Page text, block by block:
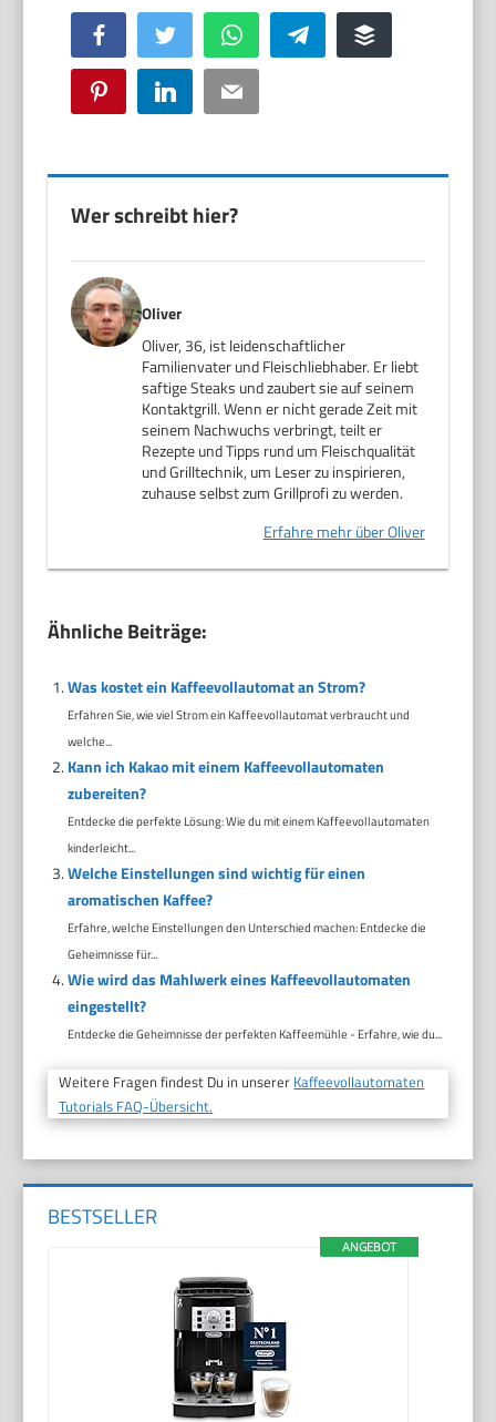
Facebook Twitter WhatsApp Telegram Buffer
Pinterest LinkedIn Email
Wer schreibt hier?
Oliver
Oliver, 36, ist leidenschaftlicher
Familienvater und Fleischliebhaber. Er liebt
saftige Steaks und zaubert sie auf seinem
Kontaktgrill. Wenn er nicht gerade Zeit mit
seinem Nachwuchs verbringt, teilt er
Rezepte und Tipps rund um Fleischqualität
und Grilltechnik, um Leser zu inspirieren,
zuhause selbst zum Grillprofi zu werden.
Erfahre mehr über Oliver
Ähnliche Beiträge:
Was kostet ein Kaffeevollautomat an Strom?
Erfahren Sie, wie viel Strom ein Kaffeevollautomat verbraucht und
welche...
Kann ich Kakao mit einem Kaffeevollautomaten
zubereiten?
Entdecke die perfekte Lösung: Wie du mit einem Kaffeevollautomaten
kinderleicht...
Welche Einstellungen sind wichtig für einen
aromatischen Kaffee?
Erfahre, welche Einstellungen den Unterschied machen: Entdecke die
Geheimnisse für...
Wie wird das Mahlwerk eines Kaffeevollautomaten
eingestellt?
Entdecke die Geheimnisse der perfekten Kaffeemühle - Erfahre, wie du...
Weitere Fragen findest Du in unserer Kaffeevollautomaten
Tutorials FAQ-Übersicht.
BESTSELLER
ANGEBOT